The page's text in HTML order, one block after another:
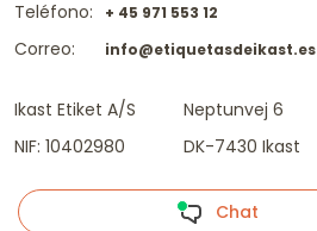
Teléfono:
Correo:
+ 45 971 553 12
info@etiquetasdeikast.es
Ikast Etiket A/S
NIF: 10402980
Neptunvej 6
DK-7430 Ikast
Chat